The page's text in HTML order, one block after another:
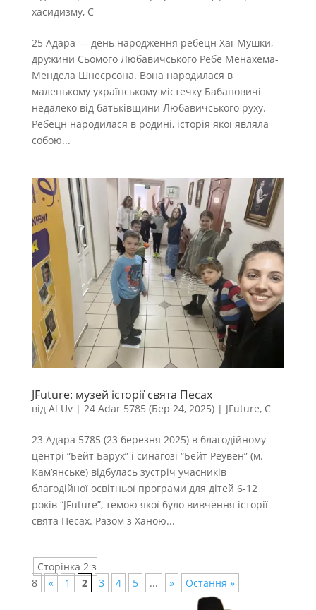
хасидизму, С
25 Адара — день народження ребецн Хаї-Мушки,
дружини Сьомого Любавичського Ребе Менахема-
Мендела Шнеєрсона. Вона народилася в
маленькому українському містечку Бабановичі
недалеко від батьківщини Любавичського руху.
Ребецн народилася в родині, історія якої являла
собою...
JFuture: музей історії свята Песах
від Al Uv| 24 Adar 5785 (Бер 24, 2025)| JFuture, С
23 Адара 5785 (23 березня 2025) в благодійному
центрі “Бейт Барух” і синагозі “Бейт Реувен” (м.
Кам’янське) відбулась зустріч учасників
благодійної освітньої програми для дітей 6-12
років “JFuture”, темою якої було вивчення історії
свята Песах. Разом з Ханою...
Сторінка 2 з
8
« 1 2 3 4 5 ... » Остання »